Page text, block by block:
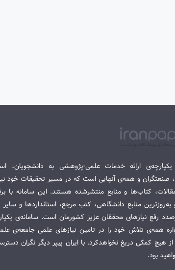
یکپارچه‌ی ارائه خدمات علمی-پژوهشی به دانشجویان،
صنعتگران و همه‌ی آنهایی است که در مسیر تحقیقات خود
کتاب‌ها و منابع منتشرشده هستند. این سامانه با
منابع دانشگاهی، کتب مرجع، استانداردها و سایر
رفع نیازهای محققان عزیز کشورمان است. سامانه‌ی
همه‌ی تلاش خود را در تامین نیازهای علمی جامعه‌ی
از هیچ کمکی دریغ نخواهدکرد. با ایران پیپر دیگر نگران
بود.